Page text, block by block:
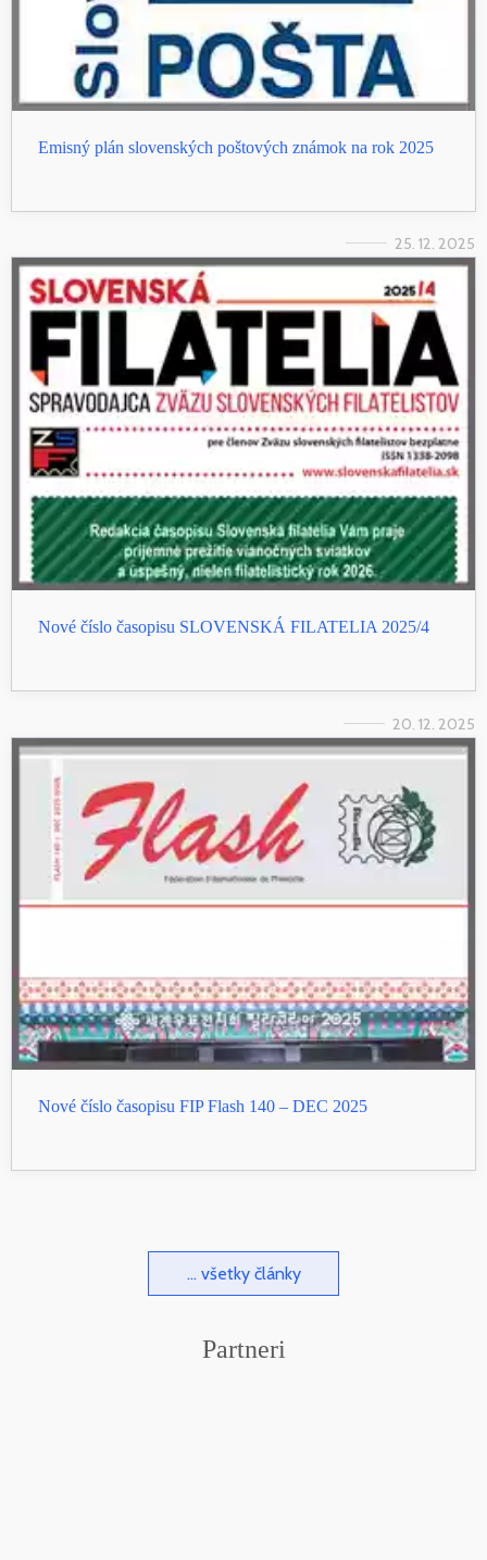
Emisný plán slovenských poštových známok na rok 2025
25. 12. 2025
Nové číslo časopisu SLOVENSKÁ FILATELIA 2025/4
20. 12. 2025
Nové číslo časopisu FIP Flash 140 – DEC 2025
... všetky články
Partneri